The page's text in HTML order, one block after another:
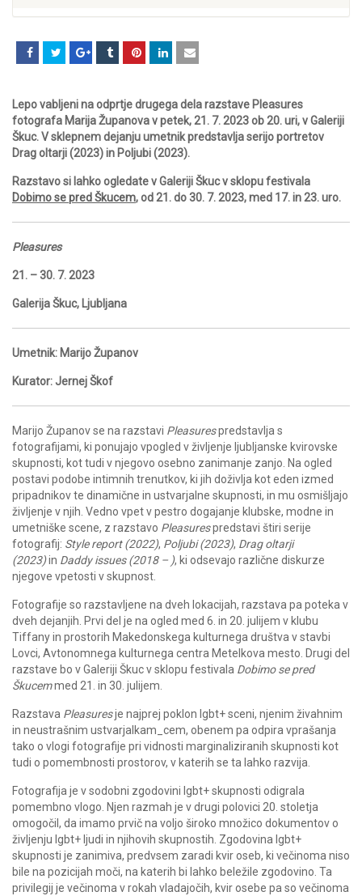
Lepo vabljeni na odprtje drugega dela razstave Pleasures
fotografa Marija Županova v petek, 21. 7. 2023 ob 20. uri, v Galeriji
Škuc. V sklepnem dejanju umetnik predstavlja serijo portretov
Drag oltarji (2023) in Poljubi (2023).
Razstavo si lahko ogledate v Galeriji Škuc v sklopu festivala
Dobimo se pred Škucem, od 21. do 30. 7. 2023, med 17. in 23. uro.
Pleasures
21. – 30. 7. 2023
Galerija Škuc, Ljubljana
Umetnik: Marijo Županov
Kurator: Jernej Škof
Marijo Županov se na razstavi Pleasurespredstavlja s
fotografijami, ki ponujajo vpogled v življenje ljubljanske kvirovske
skupnosti, kot tudi v njegovo osebno zanimanje zanjo. Na ogled
postavi podobe intimnih trenutkov, ki jih doživlja kot eden izmed
pripadnikov te dinamične in ustvarjalne skupnosti, in mu osmišljajo
življenje v njih. Vedno vpet v pestro dogajanje klubske, modne in
umetniške scene, z razstavo Pleasurespredstavi štiri serije
fotografij: Style report (2022), Poljubi (2023), Drag oltarji
(2023)in Daddy issues (2018 – ), ki odsevajo različne diskurze
njegove vpetosti v skupnost.
Fotografije so razstavljene na dveh lokacijah, razstava pa poteka v
dveh dejanjih. Prvi del je na ogled med 6. in 20. julijem v klubu
Tiffany in prostorih Makedonskega kulturnega društva v stavbi
Lovci, Avtonomnega kulturnega centra Metelkova mesto. Drugi del
razstave bo v Galeriji Škuc v sklopu festivala Dobimo se pred
Škucemmed 21. in 30. julijem.
Razstava Pleasuresje najprej poklon lgbt+ sceni, njenim živahnim
in neustrašnim ustvarjalkam_cem, obenem pa odpira vprašanja
tako o vlogi fotografije pri vidnosti marginaliziranih skupnosti kot
tudi o pomembnosti prostorov, v katerih se ta lahko razvija.
Fotografija je v sodobni zgodovini lgbt+ skupnosti odigrala
pomembno vlogo. Njen razmah je v drugi polovici 20. stoletja
omogočil, da imamo prvič na voljo široko množico dokumentov o
življenju lgbt+ ljudi in njihovih skupnostih. Zgodovina lgbt+
skupnosti je zanimiva, predvsem zaradi kvir oseb, ki večinoma niso
bile na pozicijah moči, na katerih bi lahko beležile zgodovino. Ta
privilegij je večinoma v rokah vladajočih, kvir osebe pa so večinoma